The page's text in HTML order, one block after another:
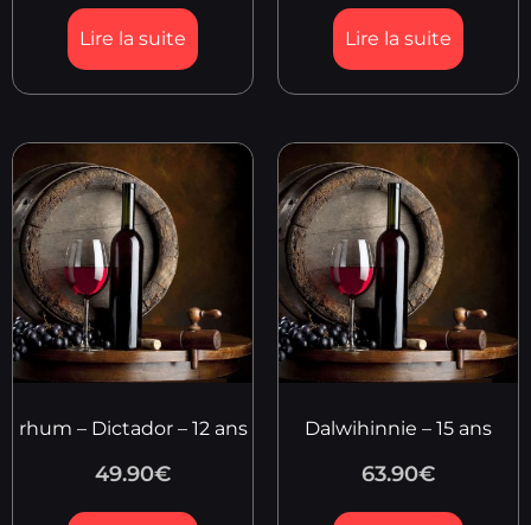
Lire la suite Lire la suite
rhum – Dictador – 12 ans
49.90€
Dalwihinnie – 15 ans
63.90€